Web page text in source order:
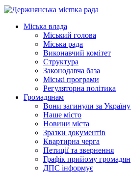
Міська влада
Міський голова
Міська рада
Виконавчий комітет
Структура
Законодавча база
Міські програми
Регуляторна політика
Громадянам
Вони загинули за Україну
Наше місто
Новини міста
Зразки документів
Квартирна черга
Петиції та звернення
Графік прийому громадян
ДПС інформує